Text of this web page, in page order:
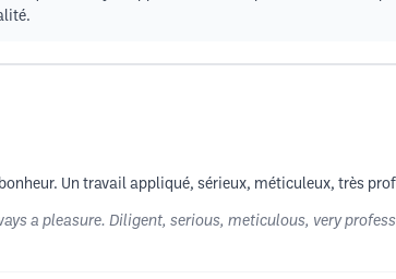
Un travail appliqué, sérieux, méticuleux, très
a pleasure. Diligent, serious, meticulous, very